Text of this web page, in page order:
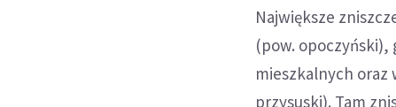
Największe
(pow. opoczyński),
mieszkalnych oraz
przysuski). Tam